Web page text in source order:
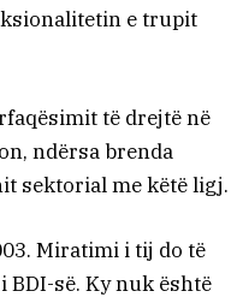
e trupit
të drejtë në
ndërsa brenda
sektorial me këtë ligj.
Miratimi i tij do të
së. Ky nuk është